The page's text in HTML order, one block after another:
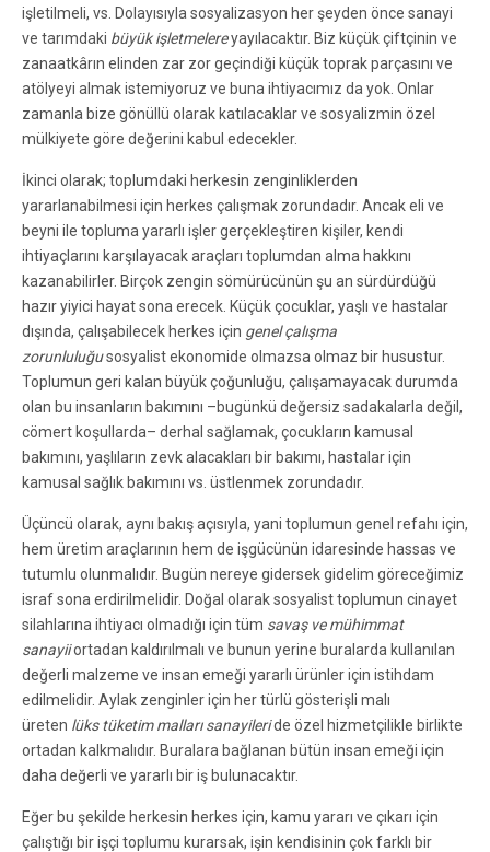
işletilmeli, vs. Dolayısıyla sosyalizasyon her şeyden önce sanayi
ve tarımdaki büyük işletmelereyayılacaktır. Biz küçük çiftçinin ve
zanaatkârın elinden zar zor geçindiği küçük toprak parçasını ve
atölyeyi almak istemiyoruz ve buna ihtiyacımız da yok. Onlar
zamanla bize gönüllü olarak katılacaklar ve sosyalizmin özel
mülkiyete göre değerini kabul edecekler.
İkinci olarak; toplumdaki herkesin zenginliklerden
yararlanabilmesi için herkes çalışmak zorundadır. Ancak eli ve
beyni ile topluma yararlı işler gerçekleştiren kişiler, kendi
ihtiyaçlarını karşılayacak araçları toplumdan alma hakkını
kazanabilirler. Birçok zengin sömürücünün şu an sürdürdüğü
hazır yiyici hayat sona erecek. Küçük çocuklar, yaşlı ve hastalar
dışında, çalışabilecek herkes için genel çalışma
zorunluluğusosyalist ekonomide olmazsa olmaz bir husustur.
Toplumun geri kalan büyük çoğunluğu, çalışamayacak durumda
olan bu insanların bakımını –bugünkü değersiz sadakalarla değil,
cömert koşullarda– derhal sağlamak, çocukların kamusal
bakımını, yaşlıların zevk alacakları bir bakımı, hastalar için
kamusal sağlık bakımını vs. üstlenmek zorundadır.
Üçüncü olarak, aynı bakış açısıyla, yani toplumun genel refahı için,
hem üretim araçlarının hem de işgücünün idaresinde hassas ve
tutumlu olunmalıdır. Bugün nereye gidersek gidelim göreceğimiz
israf sona erdirilmelidir. Doğal olarak sosyalist toplumun cinayet
silahlarına ihtiyacı olmadığı için tüm savaş ve mühimmat
sanayiiortadan kaldırılmalı ve bunun yerine buralarda kullanılan
değerli malzeme ve insan emeği yararlı ürünler için istihdam
edilmelidir. Aylak zenginler için her türlü gösterişli malı
üreten lüks tüketim malları sanayileride özel hizmetçilikle birlikte
ortadan kalkmalıdır. Buralara bağlanan bütün insan emeği için
daha değerli ve yararlı bir iş bulunacaktır.
Eğer bu şekilde herkesin herkes için, kamu yararı ve çıkarı için
çalıştığı bir işçi toplumu kurarsak, işin kendisinin çok farklı bir